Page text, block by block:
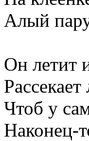
Алый
Он летит
Чтоб у
Наконец-